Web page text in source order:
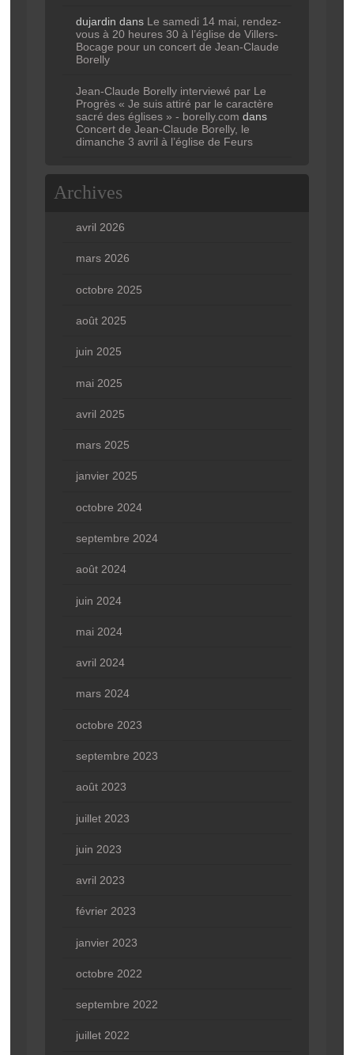
dujardin dans Le samedi 14 mai, rendez-
vous à 20 heures 30 à l’église de Villers-
Bocage pour un concert de Jean-Claude
Borelly
Jean-Claude Borelly interviewé par Le
Progrès « Je suis attiré par le caractère
sacré des églises » - borelly.com dans
Concert de Jean-Claude Borelly, le
dimanche 3 avril à l’église de Feurs
Archives
avril 2026
mars 2026
octobre 2025
août 2025
juin 2025
mai 2025
avril 2025
mars 2025
janvier 2025
octobre 2024
septembre 2024
août 2024
juin 2024
mai 2024
avril 2024
mars 2024
octobre 2023
septembre 2023
août 2023
juillet 2023
juin 2023
avril 2023
février 2023
janvier 2023
octobre 2022
septembre 2022
juillet 2022